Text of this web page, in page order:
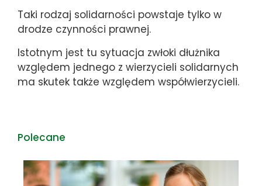
Taki rodzaj solidarności powstaje tylko w
drodze czynności prawnej.
Istotnym jest tu sytuacja zwłoki dłużnika
względem jednego z wierzycieli solidarnych
ma skutek także względem współwierzycieli.
Polecane